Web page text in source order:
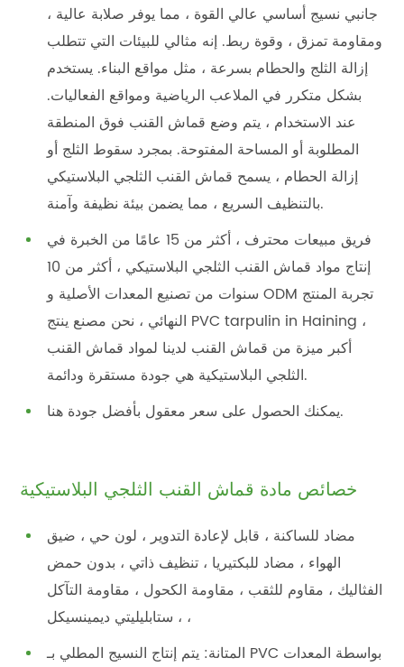
جانبي نسيج أساسي عالي القوة ، مما يوفر صلابة عالية ،
ومقاومة تمزق ، وقوة ربط. إنه مثالي للبيئات التي تتطلب
إزالة الثلج والحطام بسرعة ، مثل مواقع البناء. يستخدم
بشكل متكرر في الملاعب الرياضية ومواقع الفعاليات.
عند الاستخدام ، يتم وضع قماش القنب فوق المنطقة
المطلوبة أو المساحة المفتوحة. بمجرد سقوط الثلج أو
إزالة الحطام ، يسمح قماش القنب الثلجي البلاستيكي
بالتنظيف السريع ، مما يضمن بيئة نظيفة وآمنة.
فريق مبيعات محترف ، أكثر من 15 عامًا من الخبرة في
إنتاج مواد قماش القنب الثلجي البلاستيكي ، أكثر من 10
سنوات من تصنيع المعدات الأصلية و ODM تجربة المنتج
النهائي ، نحن مصنع ينتج PVC tarpulin in Haining ،
أكبر ميزة من قماش القنب لدينا لمواد قماش القنب
الثلجي البلاستيكية هي جودة مستقرة ودائمة.
يمكنك الحصول على سعر معقول بأفضل جودة هنا.
خصائص مادة قماش القنب الثلجي البلاستيكية
مضاد للساكنة ، قابل لإعادة التدوير ، لون حي ، ضيق
الهواء ، مضاد للبكتيريا ، تنظيف ذاتي ، بدون حمض
الفثاليك ، مقاوم للثقب ، مقاومة الكحول ، مقاومة التآكل
، ستابليليتي ديمينسيكل ،
المتانة: يتم إنتاج النسيج المطلي بـ PVC بواسطة المعدات